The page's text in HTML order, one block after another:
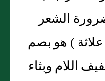
الشعر
) هو بضم
اللام وبثاء